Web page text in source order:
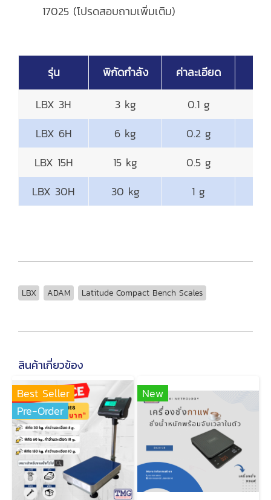
17025 (โปรดสอบถามเพิ่มเติม)
รุ่น พิกัดกำลัง ค่าละเอียด
LBX 3H
3 kg 0.1 g
LBX 6H
6 kg 0.2 g
LBX 15H
15 kg 0.5 g
LBX 30H
30 kg 1 g
LBX ADAM Latitude Compact Bench Scales
สินค้าเกี่ยวข้อง
Best Seller
Pre-Order
New